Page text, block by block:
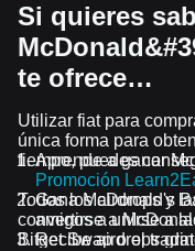
Si quieres
te ofrece…
Utilizar fiat para
única forma para
tiempo, puedes
Aprende a ganar
Promoción
Gana McDonald's
amigos a unirse a
Recibe airdrops
Todos los airdrops y
convertirse a
Bitget Swap o el